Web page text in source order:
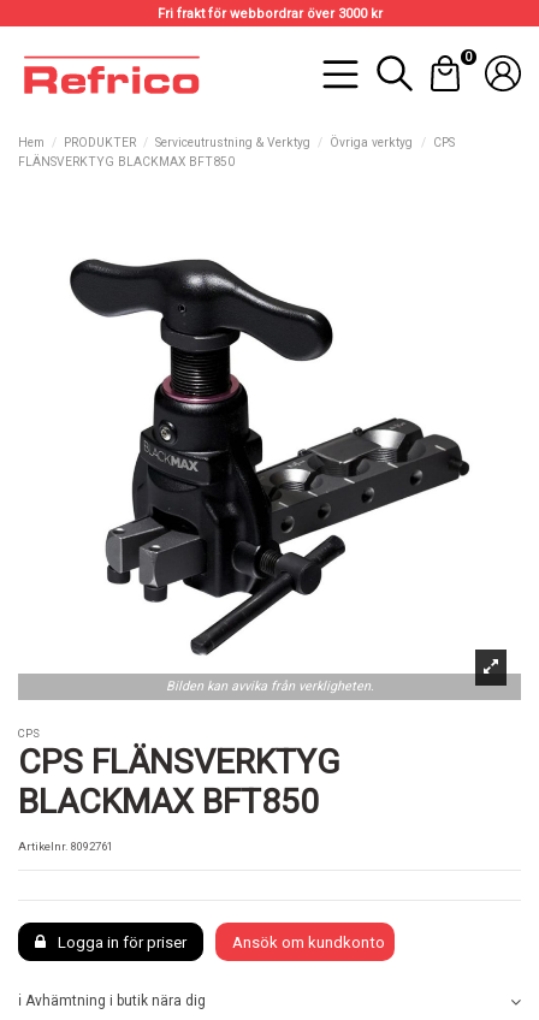
Fri frakt för webbordrar över 3000 kr
0
Hem PRODUKTER Serviceutrustning & Verktyg Övriga verktyg
CPS
FLÄNSVERKTYG BLACKMAX BFT850
Bilden kan avvika från verkligheten.
CPS
CPS FLÄNSVERKTYG
BLACKMAX BFT850
Artikelnr. 8092761
Logga in för priser Ansök om kundkonto
ℹ️ Avhämtning i butik nära dig